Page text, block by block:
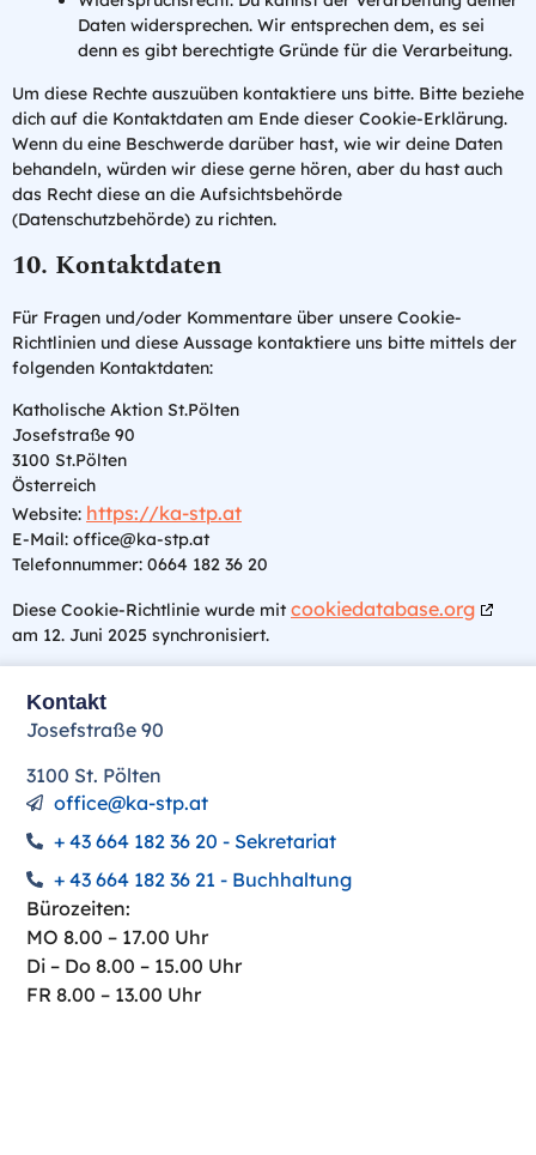
Daten widersprechen. Wir entsprechen dem, es sei
denn es gibt berechtigte Gründe für die Verarbeitung.
Um diese Rechte auszuüben kontaktiere uns bitte. Bitte beziehe
dich auf die Kontaktdaten am Ende dieser Cookie-Erklärung.
Wenn du eine Beschwerde darüber hast, wie wir deine Daten
behandeln, würden wir diese gerne hören, aber du hast auch
das Recht diese an die Aufsichtsbehörde
(Datenschutzbehörde) zu richten.
10. Kontaktdaten
Für Fragen und/oder Kommentare über unsere Cookie-
Richtlinien und diese Aussage kontaktiere uns bitte mittels der
folgenden Kontaktdaten:
Katholische Aktion St.Pölten
Josefstraße 90
3100 St.Pölten
Österreich
Website: https://ka-stp.at
E-Mail: office@ka-stp.at
Telefonnummer: 0664 182 36 20
Diese Cookie-Richtlinie wurde mit cookiedatabase.org
am 12. Juni 2025 synchronisiert.
Kontakt
Josefstraße 90
3100 St. Pölten
office@ka-stp.at
+ 43 664 182 36 20 - Sekretariat
+ 43 664 182 36 21 - Buchhaltung
Bürozeiten:
MO 8.00 – 17.00 Uhr
Di – Do 8.00 – 15.00 Uhr
FR 8.00 – 13.00 Uhr